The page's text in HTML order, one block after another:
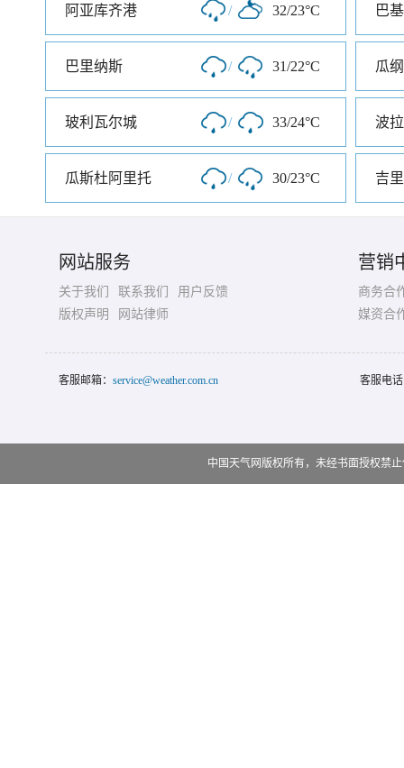
阿亚库齐港 / 32/23°C 巴
巴里纳斯 / 31/22°C 瓜
玻利瓦尔城 / 33/24°C 波
瓜斯杜阿里托 / 30/23°C 吉
网站服务
关于我们 联系我们
用户反馈
版权声明
网站律师
营销
商务合
媒资合
客服邮箱： service@weather.com.cn 客服电
中国天气网版权所有，未经书面授权